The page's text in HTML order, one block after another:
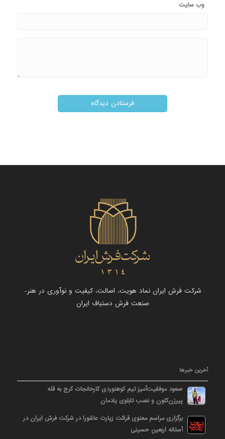
وب‌ سایت
شرکت فرش ایران نماد هویت، اصالت، کیفیت و نوآوری در هنر-
صنعت فرش دستباف ایران
آخرین خبرها
صعود موفقیت‌آمیز تیم کوهنوردی کارخانجات کرج به قله
پیرزن‌کلون و نصب تابلوی یادمان
برگزاری مراسم معنوی قرائت زیارت عاشورا در شرکت فرش ایران در
آستانه اربعین حسینی